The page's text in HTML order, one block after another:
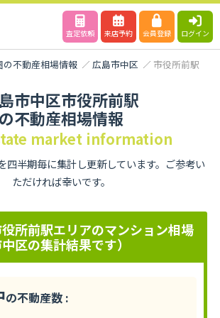
査定依頼 来店予約 会員登録 ログイン
の不動産相場情報 広島市中区 市役所前駅
市中区市役所前駅
の不動産相場情報
market information
四半期毎に集計し更新しています。ご参考い
ただければ幸いです。
所前駅エリアのマンション相場
区の集計結果です）
の不動産数 :